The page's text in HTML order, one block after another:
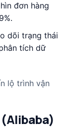
đơn hàng
dõi trạng thái
tích dữ
lộ trình vận